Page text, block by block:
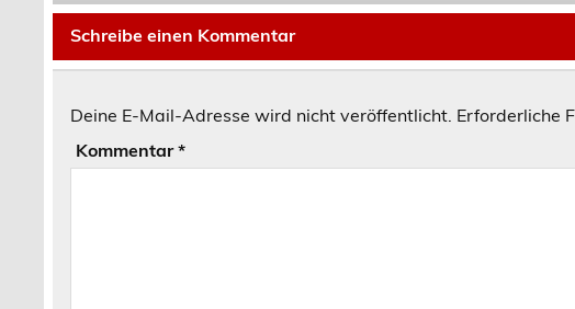
Schreibe einen Kommentar
Deine E-Mail-Adresse wird nicht veröffentlicht. Erforderliche
Kommentar*